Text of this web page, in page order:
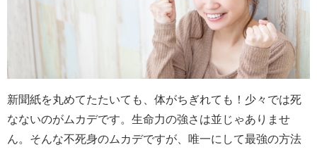
新聞紙を丸めてたたいても、体がちぎれても！少々では死
なないのがムカデです。生命力の強さは並じゃありませ
ん。そんな不死身のムカデですが、唯一にして最強の方法